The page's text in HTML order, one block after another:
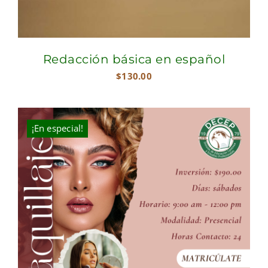
Redacción básica en español
$130.00
¡En especial!